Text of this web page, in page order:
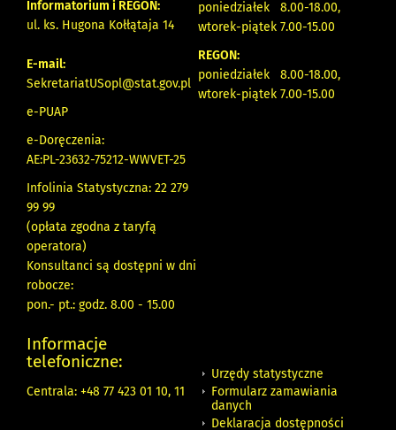
Informatorium i REGON:
ul. ks. Hugona Kołłątaja 14
E-mail:
SekretariatUSopl@stat.gov.pl
e-PUAP
e-Doręczenia:
AE:PL-23632-75212-WWVET-25
Infolinia Statystyczna: 22 279
99 99
(opłata zgodna z taryfą
operatora)
Konsultanci są dostępni w dni
robocze:
pon.- pt.: godz. 8.00 - 15.00
poniedziałek 8.00-18.00,
wtorek-piątek 7.00-15.00
REGON:
poniedziałek 8.00-18.00,
wtorek-piątek 7.00-15.00
Informacje
telefoniczne:
Centrala: +48 77 423 01 10, 11
Urzędy statystyczne
Formularz zamawiania
danych
Deklaracja dostępności